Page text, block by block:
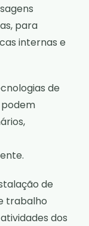
para
internas e
de
podem
de
trabalho
dos